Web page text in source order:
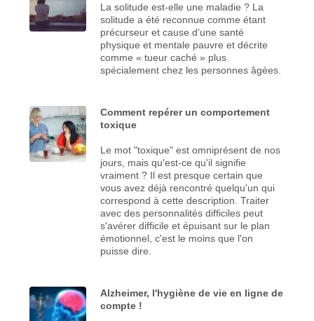
La solitude est-elle une maladie ? La
solitude a été reconnue comme étant
précurseur et cause d’une santé
physique et mentale pauvre et décrite
comme « tueur caché » plus
spécialement chez les personnes âgées.
Comment repérer un comportement
toxique
Le mot "toxique" est omniprésent de nos
jours, mais qu'est-ce qu'il signifie
vraiment ? Il est presque certain que
vous avez déjà rencontré quelqu'un qui
correspond à cette description. Traiter
avec des personnalités difficiles peut
s'avérer difficile et épuisant sur le plan
émotionnel, c'est le moins que l'on
puisse dire.
Alzheimer, l'hygiène de vie en ligne de
compte !